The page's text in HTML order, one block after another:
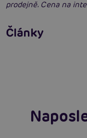
prodejně. Cena na
Články
vibrátor?
Číst více
Erotická